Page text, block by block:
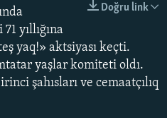
Doğru link
yıllığına
yaq!» aktsiyası keçti.
yaşlar komiteti oldı.
şahısları ve cemaatçılıq